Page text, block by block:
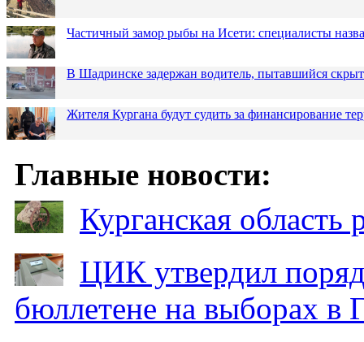
Частичный замор рыбы на Исети: специалисты
В Шадринске задержан водитель, пытавшийся
Жителя Кургана будут судить за финансирование
Главные новости:
Курганская
ЦИК утвердил
бюллетене на выборах в